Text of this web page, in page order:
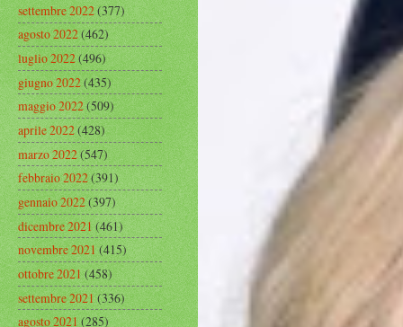
settembre 2022(377)
agosto 2022(462)
luglio 2022(496)
giugno 2022(435)
maggio 2022(509)
aprile 2022(428)
marzo 2022(547)
febbraio 2022(391)
gennaio 2022(397)
dicembre 2021(461)
novembre 2021(415)
ottobre 2021(458)
settembre 2021(336)
agosto 2021(285)